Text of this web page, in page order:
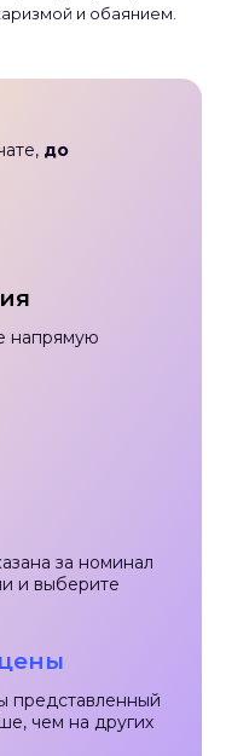
и обаянием.
до
напрямую
за номинал
и выберите
представленный
чем на других